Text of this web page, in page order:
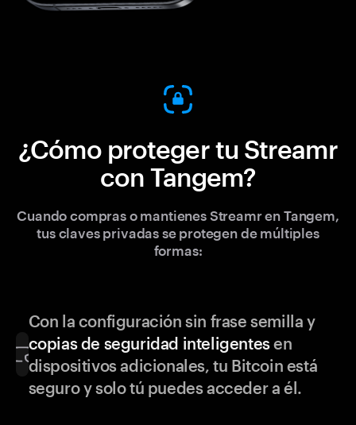
¿Cómo proteger tu Streamr
con Tangem?
Cuando compras o mantienes Streamr en Tangem,
tus claves privadas se protegen de múltiples
formas:
Con la configuración sin frase semilla y
copias de seguridad inteligentesen
dispositivos adicionales, tu Bitcoin está
seguro y solo tú puedes acceder a él.